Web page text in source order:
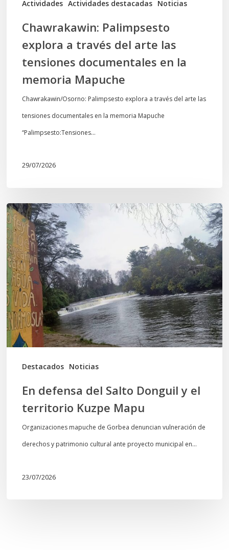
Actividades Actividades destacadas Noticias
memoria
Mapuche
Chawrakawin: Palimpsesto
explora a través del arte las
tensiones documentales en la
memoria Mapuche
Chawrakawin/Osorno: Palimpsesto explora a través del arte las
tensiones documentales en la memoria Mapuche
“Palimpsesto:Tensiones…
29/07/2026
Destacados Noticias
En
defensa
del
Salto
Donguil
y
el
territorio
Kuzpe
Mapu
En defensa del Salto Donguil y el
territorio Kuzpe Mapu
Organizaciones mapuche de Gorbea denuncian vulneración de
derechos y patrimonio cultural ante proyecto municipal en…
23/07/2026